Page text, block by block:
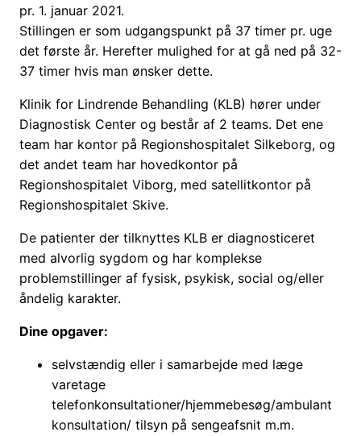
pr. 1. januar 2021.
Stillingen er som udgangspunkt på 37 timer pr. uge
det første år. Herefter mulighed for at gå ned på 32-
37 timer hvis man ønsker dette.
Klinik for Lindrende Behandling (KLB) hører under
Diagnostisk Center og består af 2 teams. Det ene
team har kontor på Regionshospitalet Silkeborg, og
det andet team har hovedkontor på
Regionshospitalet Viborg, med satellitkontor på
Regionshospitalet Skive.
De patienter der tilknyttes KLB er diagnosticeret
med alvorlig sygdom og har komplekse
problemstillinger af fysisk, psykisk, social og/eller
åndelig karakter.
Dine opgaver:
selvstændig eller i samarbejde med læge
varetage
telefonkonsultationer/hjemmebesøg/ambulant
konsultation/ tilsyn på sengeafsnit m.m.